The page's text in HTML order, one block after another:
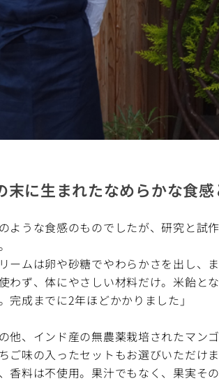
末に生まれたなめらかな食
ような食感のものでしたが、研究と試
ームは卵や砂糖でやわらかさを出し、
わず、体にやさしい材料だけ。米飴と
完成までに2年ほどかかりました」
他、インド産の無農薬栽培されたマン
ご味の入ったセットもお選びいただけま
香料は不使用。果汁でもなく、果実そ